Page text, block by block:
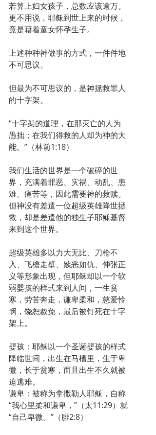
若算上妇女孩子，总数应该逾万。
更不用说，耶稣到世上来的时候，
竟是藉着童女怀孕生子。
上述种种神做事的方式，一件件地
不可思议。
但最为不可思议的，是神拯救罪人
的十字架。
“十字架的道理，在那灭亡的人为
愚拙；在我们得救的人却为神的大
能。”（林前1:18）
我们生活的世界是一个破碎的世
界，充满着罪恶、灾祸、动乱、患
难、痛苦等，因此需要神的救赎。
但神没有差遣一位超级英雄降世拯
救，却是差遣他的独生子耶稣基督
来到这个世界。
超级英雄多以力大无比、刀枪不
入、飞檐走壁、嫉恶如仇、伸张正
义等形象出现，但耶稣却以一个软
弱婴孩的样式来到人间，一生贫
寒，劳苦奔走，谦卑柔和，慈爱怜
悯，饶恕赦免，最后被钉死在十字
架上。
婴孩：耶稣以一个圣诞婴孩的样式
降临世间，出生在马槽里，生于卑
微，长于贫寒，而且出生不久就被
迫逃难。
谦卑：被称为拿撒勒人耶稣，自称
“我心里柔和谦卑，”（太11:29）就
“自己卑微。”（腓2:8）